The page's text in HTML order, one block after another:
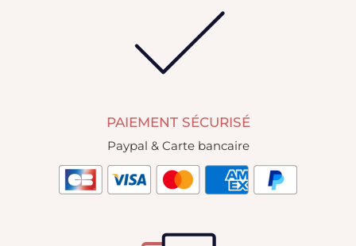
PAIEMENT SÉCURISÉ
Paypal & Carte bancaire